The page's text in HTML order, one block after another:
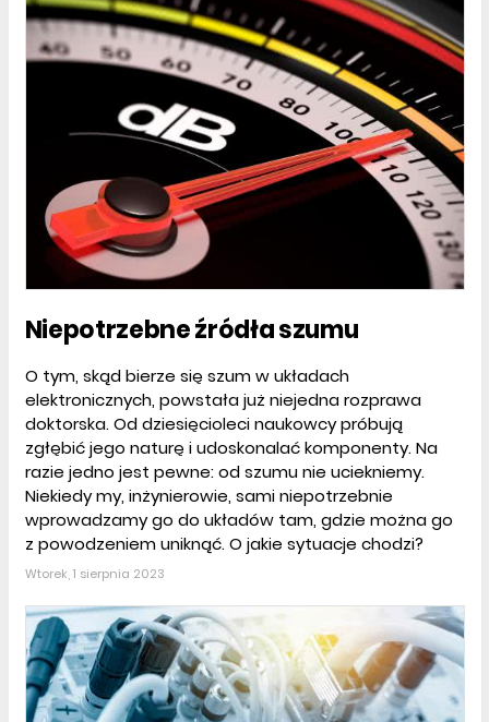
Niepotrzebne źródła szumu
O tym, skąd bierze się szum w układach
elektronicznych, powstała już niejedna rozprawa
doktorska. Od dziesięcioleci naukowcy próbują
zgłębić jego naturę i udoskonalać komponenty. Na
razie jedno jest pewne: od szumu nie uciekniemy.
Niekiedy my, inżynierowie, sami niepotrzebnie
wprowadzamy go do układów tam, gdzie można go
z powodzeniem uniknąć. O jakie sytuacje chodzi?
Wtorek, 1 sierpnia 2023